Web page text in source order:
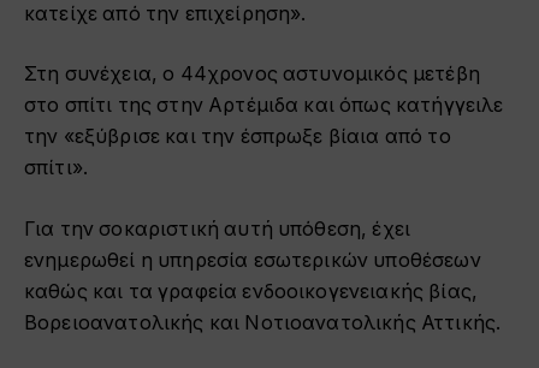
κατείχε από την επιχείρηση».
Στη συνέχεια, ο 44χρονος αστυνομικός μετέβη
στο σπίτι της στην Αρτέμιδα και όπως κατήγγειλε
την «εξύβρισε και την έσπρωξε βίαια από το
σπίτι».
Για την σοκαριστική αυτή υπόθεση, έχει
ενημερωθεί η υπηρεσία εσωτερικών υποθέσεων
καθώς και τα γραφεία ενδοοικογενειακής βίας,
Βορειοανατολικής και Νοτιοανατολικής Αττικής.